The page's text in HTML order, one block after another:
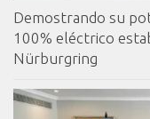
Demostrando su
100% eléctrico
Nürburgring